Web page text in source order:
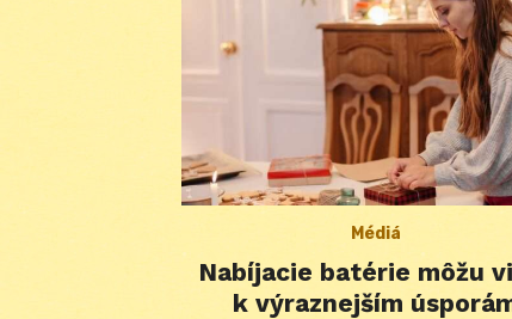
Médiá
Nabíjacie batérie môžu
k výraznejším